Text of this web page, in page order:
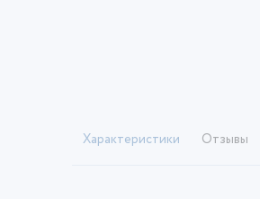
Характеристики Отзывы